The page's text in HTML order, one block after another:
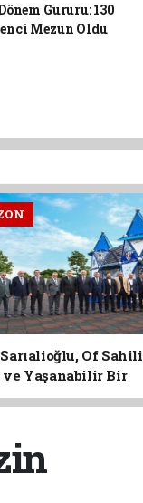
Gururu: 130
Mezun Oldu
Of Sahili
ve Yaşanabilir Bir